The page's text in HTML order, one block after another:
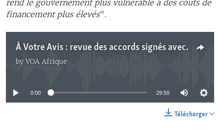
rend le gouvernement plus vulnérable à des coûts de
financement plus élevés".
À Votre Avis : revue des accords signés avec des partenaires étrangers au Sénégal
byVOA Afrique
No media source currently available
0:00 29:59
Télécharger